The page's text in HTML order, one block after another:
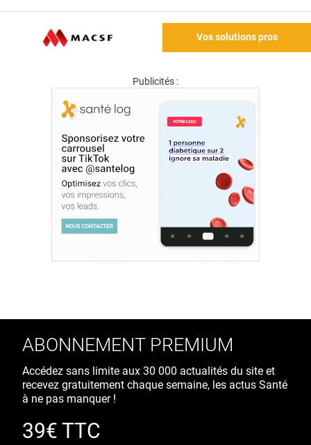
Vos solutions pros
Publicités :
ABONNEMENT PREMIUM
Accédez sans limite aux 30 000 actualités du site et
recevez gratuitement chaque semaine, les actus Santé
à ne pas manquer !
39€ TTC